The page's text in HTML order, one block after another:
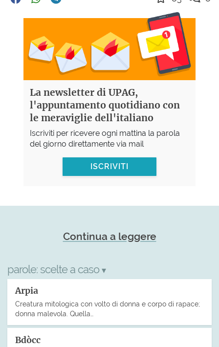
La newsletter di UPAG,
l'appuntamento quotidiano con
le meraviglie dell'italiano
Iscriviti per ricevere ogni mattina la parola
del giorno direttamente via mail
ISCRIVITI
Continua a leggere
parole: scelte a caso ▾
Arpia
Creatura mitologica con volto di donna e corpo di rapace;
donna malevola. Quella…
Bdòcc